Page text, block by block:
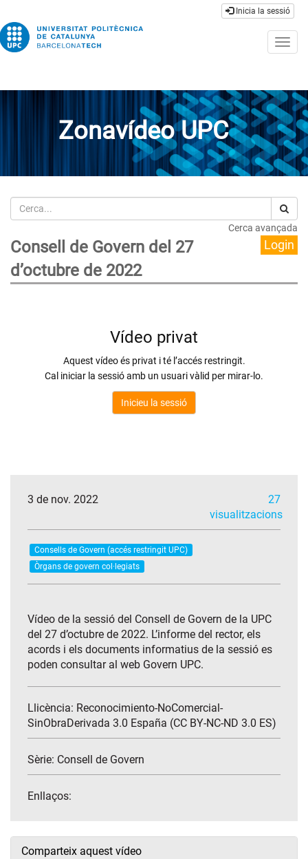
Inicia la sessió
Zonavídeo UPC
Cerca
Cerca avançada
Consell de Govern del 27
d’octubre de 2022
Login
3 de nov. 2022
27
visualitzacions
Consells de Govern (accés restringit UPC)
Òrgans de govern col·legiats
Vídeo de la sessió del Consell de Govern de la UPC
del 27 d’octubre de 2022. L’informe del rector, els
acords i els documents informatius de la sessió es
poden consultar al web Govern UPC.
Llicència: Reconocimiento-NoComercial-
SinObraDerivada 3.0 España (CC BY-NC-ND 3.0 ES)
Sèrie: Consell de Govern
Enllaços:
Comparteix aquest vídeo